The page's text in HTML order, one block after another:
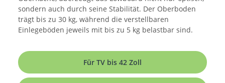
sondern auch durch seine Stabilität. Der Oberboden
trägt bis zu 30 kg, während die verstellbaren
Einlegeböden jeweils mit bis zu 5 kg belastbar sind.
Für TV bis 42 Zoll